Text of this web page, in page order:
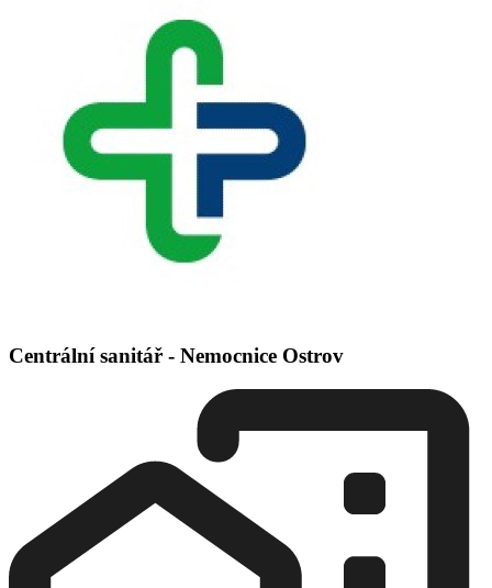
Centrální sanitář - Nemocnice Ostrov